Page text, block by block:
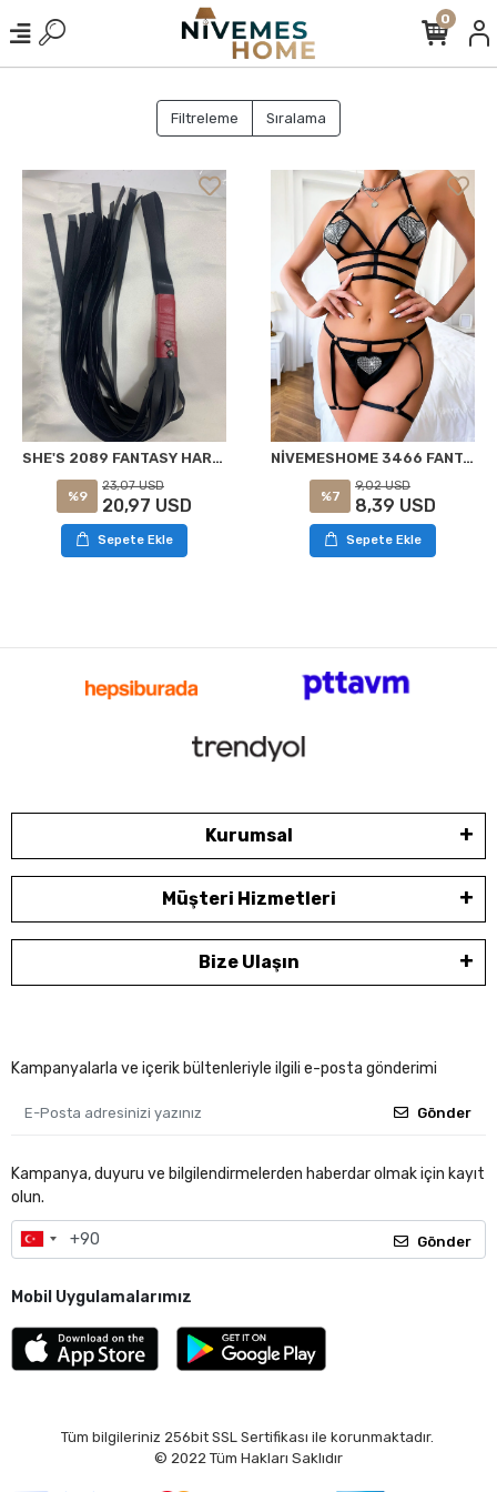
0
Filtreleme Sıralama
SHE'S 2089 FANTASY HARNESS ACCESORIO NEGRO ESTÁNDAR
%9
23,07 USD
20,97 USD
Sepete Ekle
NİVEMESHOME 3466 FANTAZİ TAKIM SİYAH NIGHTLIGHT
%7
9,02 USD
8,39 USD
Sepete Ekle
Kurumsal
Müşteri Hizmetleri
Bize Ulaşın
Kampanyalarla ve içerik bültenleriyle ilgili e-posta gönderimi
Gönder
Kampanya, duyuru ve bilgilendirmelerden haberdar olmak için kayıt
olun.
Gönder
Mobil Uygulamalarımız
Tüm bilgileriniz 256bit SSL Sertifikası ile korunmaktadır.
© 2022 Tüm Hakları Saklıdır